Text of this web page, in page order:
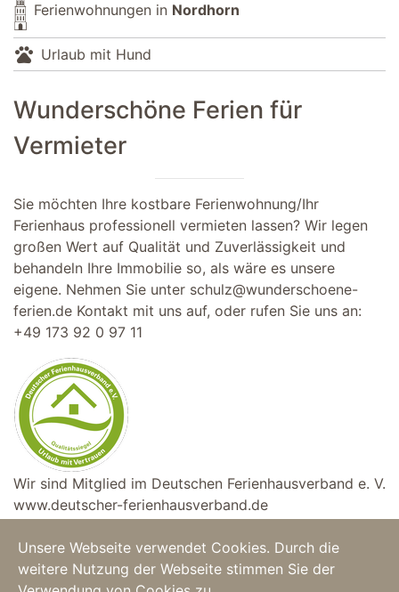
Unsere Webseite verwendet Cookies. Durch die
weitere Nutzung der Webseite stimmen Sie der
Ferienwohnungen in Nordhorn
pets Urlaub mit Hund
Wunderschöne Ferien für
Vermieter
Sie möchten Ihre kostbare Ferienwohnung/Ihr
Ferienhaus professionell vermieten lassen? Wir legen
großen Wert auf Qualität und Zuverlässigkeit und
behandeln Ihre Immobilie so, als wäre es unsere
eigene. Nehmen Sie unter schulz@wunderschoene-
ferien.de Kontakt mit uns auf, oder rufen Sie uns an:
+49 173 92 0 97 11
Wir sind Mitglied im Deutschen Ferienhausverband e. V.
www.deutscher-ferienhausverband.de
Home|Feriendomizile|